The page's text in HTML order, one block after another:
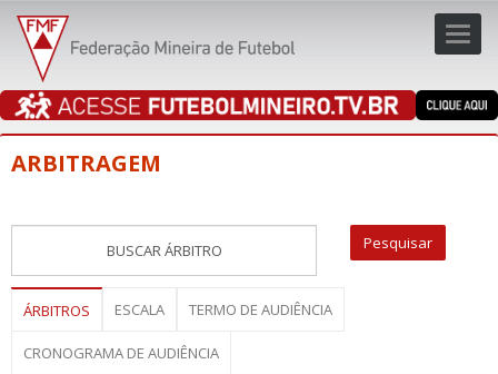
ARBITRAGEM
ÁRBITROS ESCALA TERMO DE AUDIÊNCIA
CRONOGRAMA DE AUDIÊNCIA